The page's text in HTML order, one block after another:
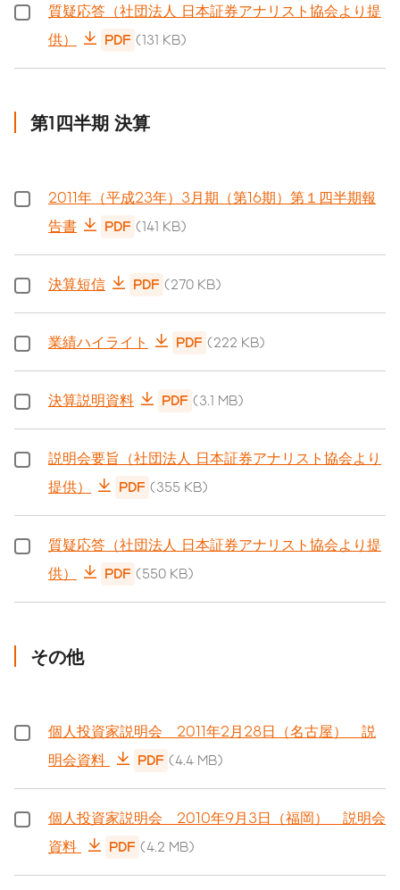
質疑応答（社団法人 日本証券アナリスト協会より提
供）
PDF (131 KB)
第1四半期 決算
2011年（平成23年）3月期（第16期）第１四半期報
告書
PDF (141 KB)
決算短信 PDF (270 KB)
業績ハイライト PDF (222 KB)
決算説明資料 PDF (3.1 MB)
説明会要旨（社団法人 日本証券アナリスト協会より
提供）
PDF (355 KB)
質疑応答（社団法人 日本証券アナリスト協会より提
供）
PDF (550 KB)
その他
個人投資家説明会 2011年2月28日（名古屋） 説
明会資料
PDF (4.4 MB)
個人投資家説明会 2010年9月3日（福岡） 説明会
資料
PDF (4.2 MB)